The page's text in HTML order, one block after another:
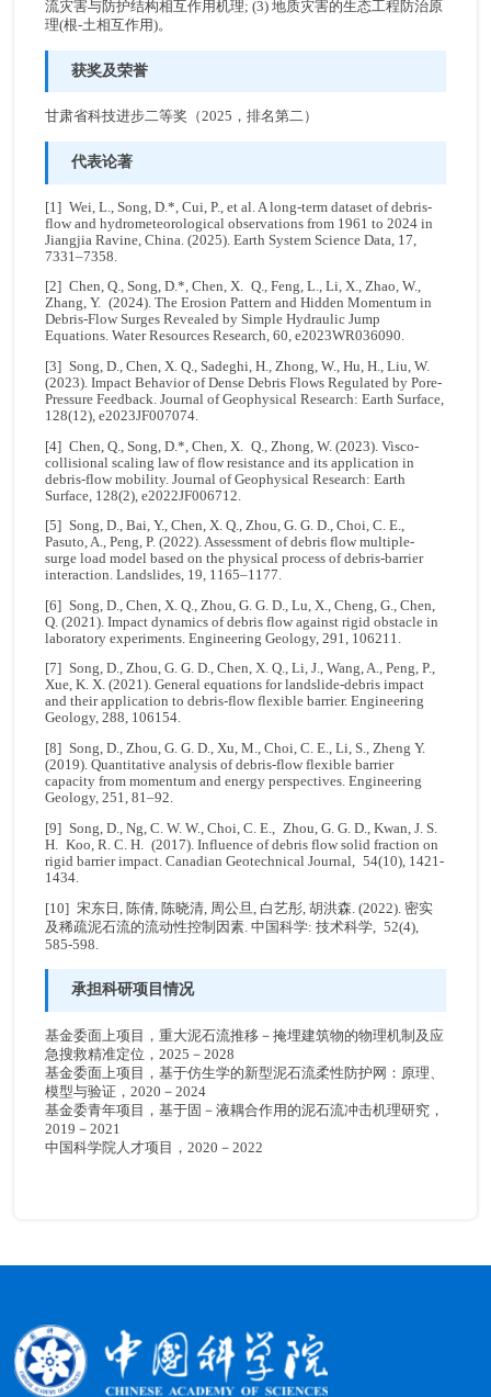
流灾害与防护结构相互作用机理; (3) 地质灾害的生态工程防治原
理(根-土相互作用)。
获奖及荣誉
甘肃省科技进步二等奖（2025，排名第二）
代表论著
[1] Wei, L., Song, D.*, Cui, P., et al. A long-term dataset of debris-
flow and hydrometeorological observations from 1961 to 2024 in
Jiangjia Ravine, China. (2025). Earth System Science Data, 17,
7331–7358.
[2] Chen, Q., Song, D.*, Chen, X. Q., Feng, L., Li, X., Zhao, W.,
Zhang, Y. (2024). The Erosion Pattern and Hidden Momentum in
Debris‐Flow Surges Revealed by Simple Hydraulic Jump
Equations. Water Resources Research, 60, e2023WR036090.
[3] Song, D., Chen, X. Q., Sadeghi, H., Zhong, W., Hu, H., Liu, W.
(2023). Impact Behavior of Dense Debris Flows Regulated by Pore-
Pressure Feedback. Journal of Geophysical Research: Earth Surface,
128(12), e2023JF007074.
[4] Chen, Q., Song, D.*, Chen, X. Q., Zhong, W. (2023). Visco-
collisional scaling law of flow resistance and its application in
debris-flow mobility. Journal of Geophysical Research: Earth
Surface, 128(2), e2022JF006712.
[5] Song, D., Bai, Y., Chen, X. Q., Zhou, G. G. D., Choi, C. E.,
Pasuto, A., Peng, P. (2022). Assessment of debris flow multiple-
surge load model based on the physical process of debris-barrier
interaction. Landslides, 19, 1165–1177.
[6] Song, D., Chen, X. Q., Zhou, G. G. D., Lu, X., Cheng, G., Chen,
Q. (2021). Impact dynamics of debris flow against rigid obstacle in
laboratory experiments. Engineering Geology, 291, 106211.
[7] Song, D., Zhou, G. G. D., Chen, X. Q., Li, J., Wang, A., Peng, P.,
Xue, K. X. (2021). General equations for landslide-debris impact
and their application to debris-flow flexible barrier. Engineering
Geology, 288, 106154.
[8] Song, D., Zhou, G. G. D., Xu, M., Choi, C. E., Li, S., Zheng Y.
(2019). Quantitative analysis of debris-flow flexible barrier
capacity from momentum and energy perspectives. Engineering
Geology, 251, 81–92.
[9] Song, D., Ng, C. W. W., Choi, C. E., Zhou, G. G. D., Kwan, J. S.
H. Koo, R. C. H. (2017). Influence of debris flow solid fraction on
rigid barrier impact. Canadian Geotechnical Journal, 54(10), 1421-
1434.
[10] 宋东日, 陈倩, 陈晓清, 周公旦, 白艺彤, 胡洪森. (2022). 密实
及稀疏泥石流的流动性控制因素. 中国科学: 技术科学, 52(4),
585-598.
承担科研项目情况
基金委面上项目，重大泥石流推移－掩埋建筑物的物理机制及应
急搜救精准定位，2025－2028
基金委面上项目，基于仿生学的新型泥石流柔性防护网：原理、
模型与验证，2020－2024
基金委青年项目，基于固－液耦合作用的泥石流冲击机理研究，
2019－2021
中国科学院人才项目，2020－2022